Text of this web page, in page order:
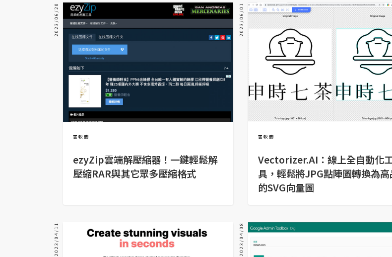
手機攝影
器材操控
免費圖庫
網站架設
安裝與設定
WooCommerce
金流物流
2023/06/20
雲軟體
ezyZip雲端解壓縮器！一鍵輕鬆解
壓縮RAR與其它眾多壓縮格式
2023/06/01
雲軟體
Vectorizer.AI：線上全自動化
具，輕鬆將JPG點陣圖轉換為高
的SVG向量圖
2023/04/11 2023/04/08